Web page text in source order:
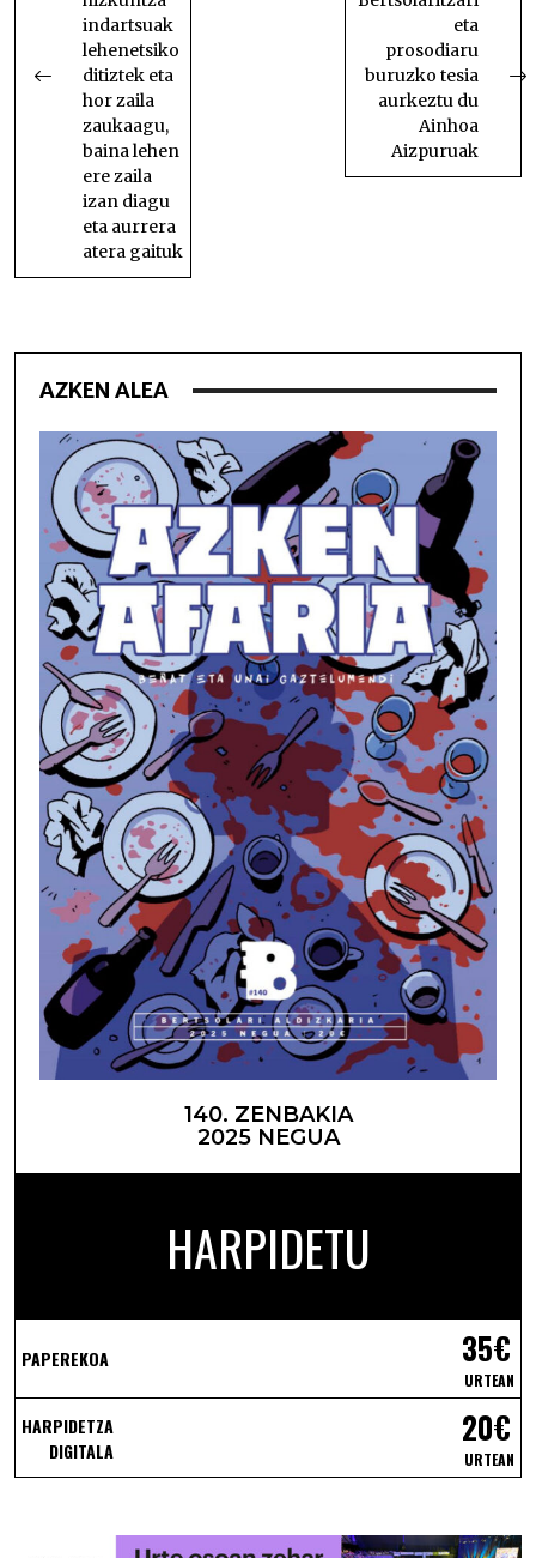
indartsuak
lehenetsiko
ditiztek eta
hor zaila
zaukaagu,
baina lehen
ere zaila
izan diagu
eta aurrera
atera gaituk
eta
prosodiaru
buruzko tesia
aurkeztu du
Ainhoa
Aizpuruak
AZKEN ALEA
140. ZENBAKIA
2025 NEGUA
HARPIDETU
PAPEREKOA 35€
URTEAN
HARPIDETZA
DIGITALA
20€
URTEAN